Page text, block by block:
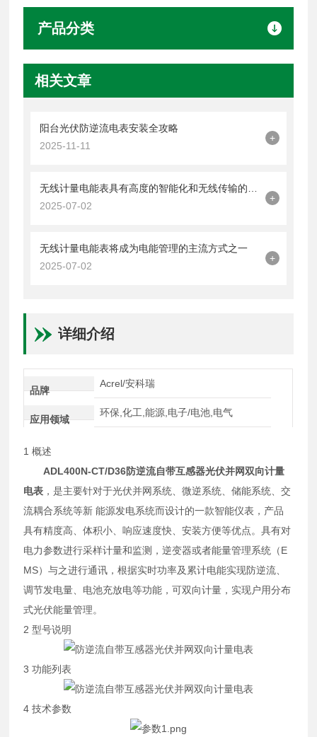
产品分类
相关文章
阳台光伏防逆流电表安装全攻略
2025-11-11
+
2025-07-02
+
无线计量电能表将成为电能管理的主流方式之一
2025-07-02
+
详细介绍
品牌
Acrel/安科瑞
应用领域
环保,化工,能源,电子/电池,电气
1 概述
ADL400N-CT/D36防逆流自带互感器光伏并网双向计量
电表 ，是主要针对于光伏并网系统、微逆系统、储能系统、交
流耦合系统等新 能源发电系统而设计的一款智能仪表，产品
具有精度高、体积小、响应速度快、安装方便等优点。具有对
电力参数进行采样计量和监测，逆变器或者能量管理系统（E
MS）与之进行通讯，根据实时功率及累计电能实现防逆流、
调节发电量、电池充放电等功能，可双向计量，实现户用分布
式光伏能量管理。
2 型号说明
3 功能列表
4 技术参数